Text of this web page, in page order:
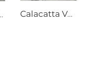
valge praguse vooluga
Calacatta Valge looduslik kivemarmor halli voolu ja mustriga